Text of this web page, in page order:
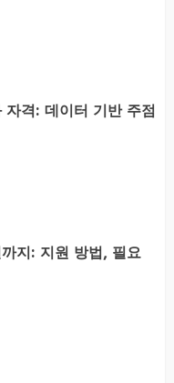
격: 데이터 기반 주점
지: 지원 방법, 필요